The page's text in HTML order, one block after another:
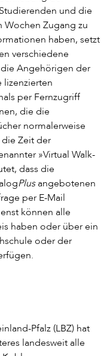
und die
Wochen Zugang zu
haben, setzt
verschiedene
Angehörigen der
lizenzierten
per Fernzugriff
die die
normalerweise
die Zeit der
»Virtual Walk-
dass die
Plus angebotenen
per E-Mail
können alle
haben oder über ein
oder der
Pfalz (LBZ) hat
landesweit alle